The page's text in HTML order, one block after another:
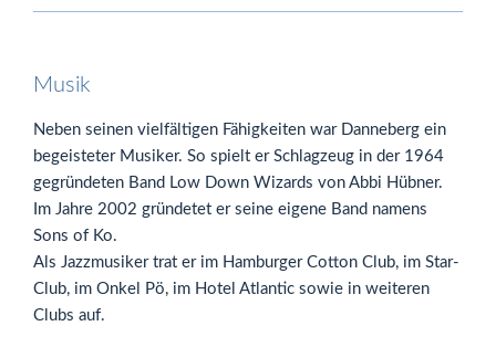
Musik
Neben seinen vielfältigen Fähigkeiten war Danneberg ein
begeisteter Musiker. So spielt er Schlagzeug in der 1964
gegründeten Band Low Down Wizards von Abbi Hübner.
Im Jahre 2002 gründetet er seine eigene Band namens
Sons of Ko.
Als Jazzmusiker trat er im Hamburger Cotton Club, im Star-
Club, im Onkel Pö, im Hotel Atlantic sowie in weiteren
Clubs auf.